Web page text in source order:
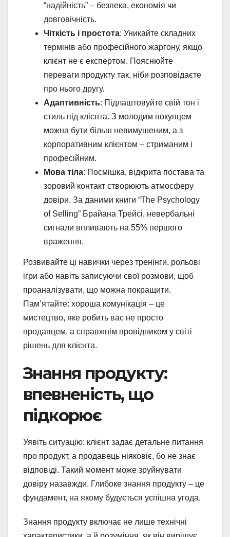
“надійність” – безпека, економія чи
довговічність.
Чіткість і простота: Уникайте складних
термінів або професійного жаргону, якщо
клієнт не є експертом. Пояснюйте
переваги продукту так, ніби розповідаєте
про нього другу.
Адаптивність: Підлаштовуйте свій тон і
стиль під клієнта. З молодим покупцем
можна бути більш невимушеним, а з
корпоративним клієнтом – стриманим і
професійним.
Мова тіла: Посмішка, відкрита постава та
зоровий контакт створюють атмосферу
довіри. За даними книги “The Psychology
of Selling” Брайана Трейсі, невербальні
сигнали впливають на 55% першого
враження.
Розвивайте ці навички через тренінги, рольові
ігри або навіть записуючи свої розмови, щоб
проаналізувати, що можна покращити.
Пам’ятайте: хороша комунікація – це
мистецтво, яке робить вас не просто
продавцем, а справжнім провідником у світі
рішень для клієнта.
Знання продукту:
впевненість, що
підкорює
Уявіть ситуацію: клієнт задає детальне питання
про продукт, а продавець ніяковіє, бо не знає
відповіді. Такий момент може зруйнувати
довіру назавжди. Глибоке знання продукту – це
фундамент, на якому будується успішна угода.
Знання продукту включає не лише технічні